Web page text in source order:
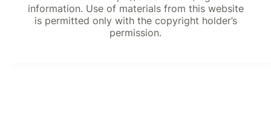
information. Use of materials from this website
is permitted only with the copyright holder’s
permission.